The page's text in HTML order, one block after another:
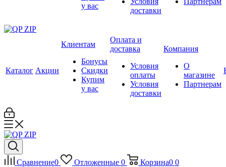
у вас
доставки
Каталог Акции
Клиентам
Бонусы
Скидки
Купим
у вас
Оплата и
доставка
Условия
оплаты
Условия
доставки
Компания
О
магазине
Партнерам
Сравнение0 Отложенные 0 Корзина0 0